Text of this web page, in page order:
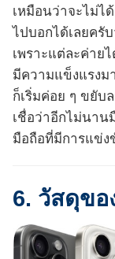
เหมือนว่าจะไม่ไ
ไปบอกได้เลยครั
เพราะแต่ละค่าย
มีความแข็งแรงม
ก็เริ่มค่อย ๆ ขยับ
เชื่อว่าอีกไม่นาน
มือถือที่มีการแข่
6. วัสดุขอ